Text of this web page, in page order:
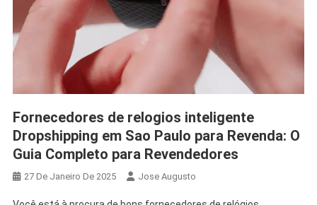
Fornecedores de relogios inteligente
Dropshipping em Sao Paulo para Revenda: O
Guia Completo para Revendedores
27 De Janeiro De 2025 Jose Augusto